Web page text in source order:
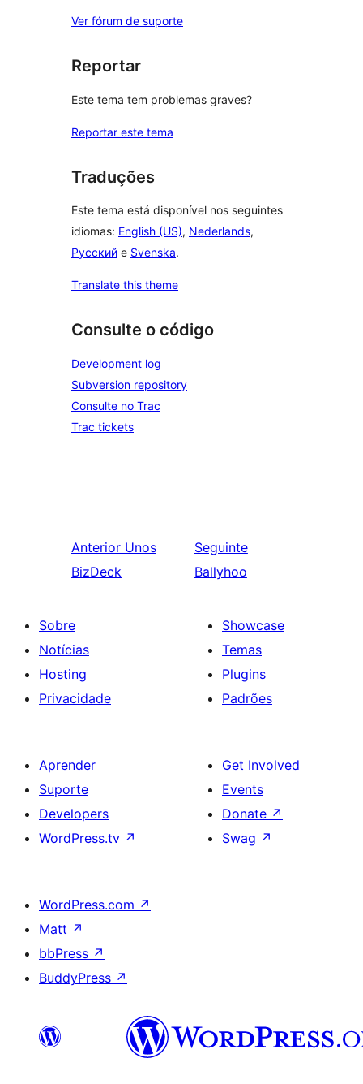
Ver fórum de suporte
Reportar
Este tema tem problemas graves?
Reportar este tema
Traduções
Este tema está disponível nos seguintes
idiomas: English (US), Nederlands,
Русский e Svenska.
Translate this theme
Consulte o código
Development log
Subversion repository
Consulte no Trac
Trac tickets
Anterior Unos
BizDeck
Seguinte
Ballyhoo
Sobre
Notícias
Hosting
Privacidade
Showcase
Temas
Plugins
Padrões
Aprender
Suporte
Developers
WordPress.tv ↗
Get Involved
Events
Donate ↗
Swag ↗
WordPress.com ↗
Matt ↗
bbPress ↗
BuddyPress ↗